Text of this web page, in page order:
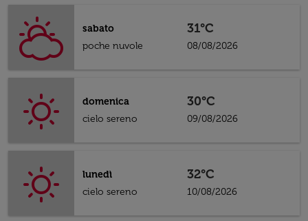
sabato
poche nuvole
31°C
08/08/2026
domenica
cielo sereno
30°C
09/08/2026
lunedì
cielo sereno
32°C
10/08/2026